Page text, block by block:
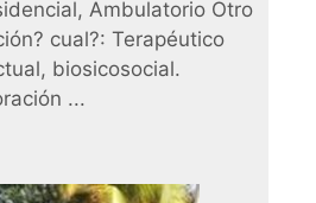
Ambulatorio Otro
cual?: Terapéutico
biosicosocial.
...